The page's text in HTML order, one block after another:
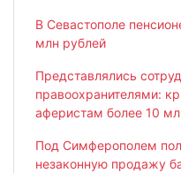
В Севастополе
млн рублей
Представлялись
правоохранителями:
аферистам более 10
Под Симферополем
незаконную продажу